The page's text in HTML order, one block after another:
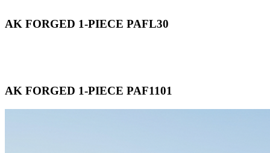
AK FORGED 1-PIECE PAFL30
AK FORGED 1-PIECE PAF1101